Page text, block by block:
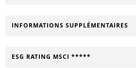
CHANGER
INFORMATIONS SUPPLÉMENTAIRES
CHANGER
ESG RATING MSCI *****